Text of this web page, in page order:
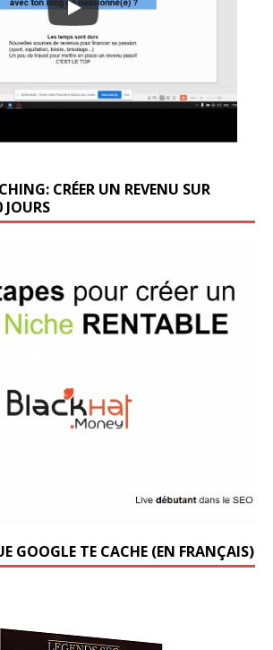
CRÉER UN REVENU SUR
GOOGLE TE CACHE (EN FRANÇAIS)